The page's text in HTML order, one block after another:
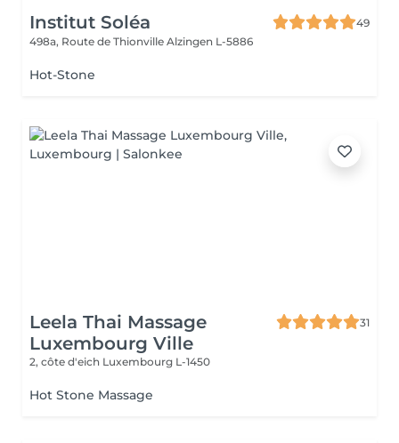
Institut Soléa
49
498a, Route de Thionville Alzingen L-5886
Hot-Stone
Leela Thai Massage
Luxembourg Ville
31
2, côte d'eich Luxembourg L-1450
Hot Stone Massage